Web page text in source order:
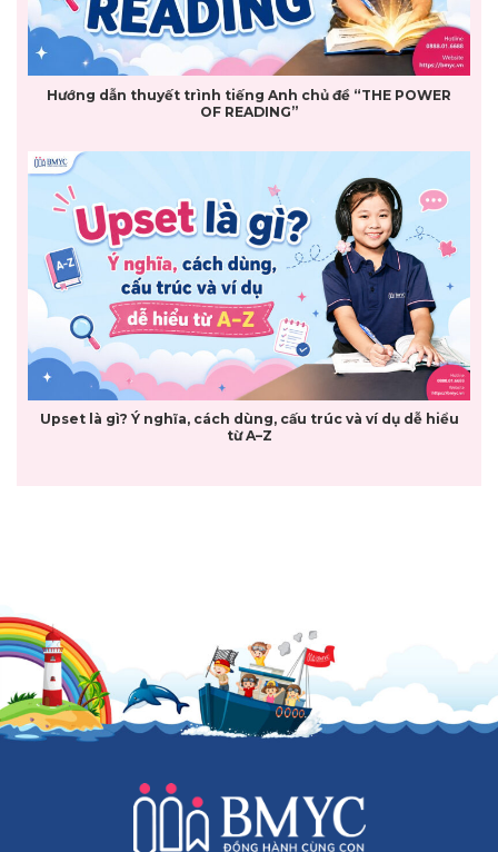
Hướng dẫn thuyết trình tiếng Anh chủ đề “THE POWER
OF READING”
Upset là gì? Ý nghĩa, cách dùng, cấu trúc và ví dụ dễ hiểu
từ A–Z